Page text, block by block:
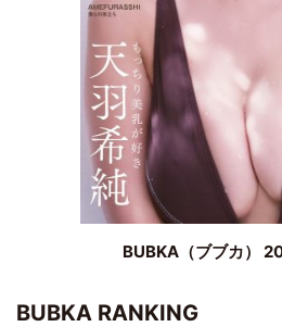
BUBKA（ブブカ）
BUBKA RANKING